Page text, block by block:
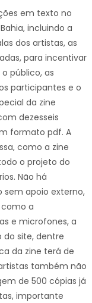
em texto no
incluindo a
dos artistas, as
para incentivar
público, as
participantes e o
da zine
dezesseis
formato pdf. A
como a zine
o projeto do
Não há
apoio externo,
a
e microfones, a
do site, dentre
da zine terá de
também não
de 500 cópias já
importante